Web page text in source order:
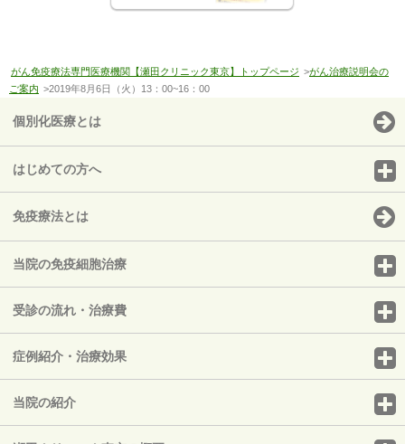
がん免疫療法専門医療機関【瀬田クリニック東京】トップページ >がん治療説明会の
ご案内 >2019年8月6日（火）13：00~16：00
個別化医療とは
はじめての方へ
免疫療法とは
当院の免疫細胞治療
受診の流れ・治療費
症例紹介・治療効果
当院の紹介